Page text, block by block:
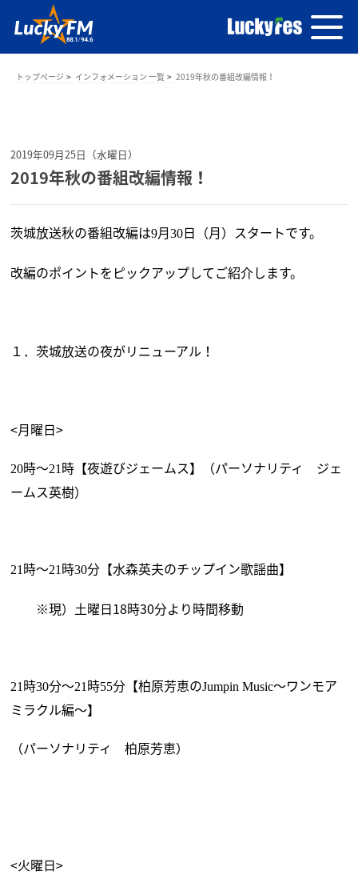
トップページ インフォメーション 一覧 2019年秋の番組改編情報！
2019年09月25日（水曜日）
2019年秋の番組改編情報！
茨城放送秋の番組改編は9月30日（月）スタートです。
改編のポイントをピックアップしてご紹介します。
１．茨城放送の夜がリニューアル！
<月曜日>
20時～21 時【夜遊びジェームス】（パーソナリティ ジェ
ームス英樹）
21 時～21 時30分【水森英夫のチップイン歌謡曲】
※現）土曜日18時30分より時間移動
21 時30分～21 時55分【柏原芳恵のJumpin Music～ワンモア
ミラクル編～】
（パーソナリティ 柏原芳恵）
<火曜日>